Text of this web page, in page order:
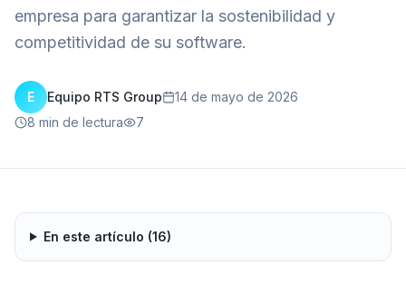
empresa para garantizar la sostenibilidad y
competitividad de su software.
E Equipo RTS Group
14 de mayo de 2026
8 min de lectura 7
En este artículo (16)